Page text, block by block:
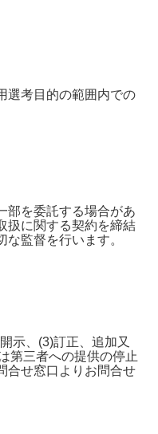
選考目的の範囲内での
部を委託する場合があ
扱に関する契約を締結
監督を行います。
示、(3)訂正、追加又
第三者への提供の停止
合せ窓口よりお問合せ